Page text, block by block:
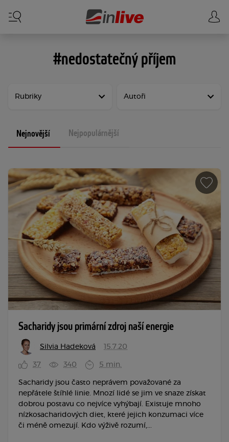
#nedostatečný příjem
Nejnovější Nejpopulárnější
Sacharidy jsou primární zdroj naší energie
Silvia Hadeková 15.7.20
37 340 5 min.
Sacharidy jsou často neprávem považované za
nepřátele štíhlé linie. Mnozí lidé se jim ve snaze získat
dobrou postavu co nejvíce vyhýbají. Existuje mnoho
nízkosacharidových diet, které jejich konzumaci více
či méně omezují. Kdo výživě rozumí,...
Rubriky Autoři